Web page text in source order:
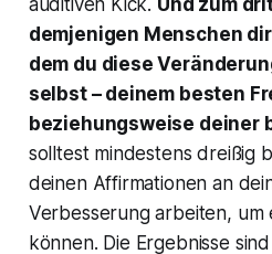
auditiven Kick. Und zum
demjenigen Menschen
dem du diese
selbst – deinem besten
beziehungsweise deiner
solltest mindestens dreißig
deinen Affirmationen an
Verbesserung arbeiten, um
können. Die Ergebnisse